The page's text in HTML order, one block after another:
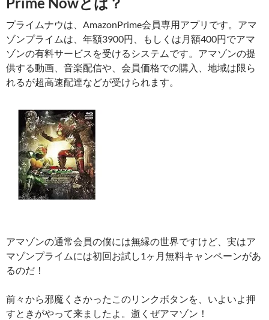
プライムナウは、AmazonPrime会員専用アプリです。アマ
ゾンプライムは、年額3900円、もしくは月額400円でアマ
ゾンの有料サービスを受けるシステムです。アマゾンの提
供する動画、音楽配信や、会員価格での購入、地域は限ら
れるが超高速配達などが受けられます。
アマゾンの通常会員の僕には無縁の世界ですけど、実はア
マゾンプライムには初回お試し1ヶ月無料キャンペーンがあ
るのだ！
前々から邪魔くさかったこのリンクボタンを、いよいよ押
すときがやって来ましたよ。逝くぜアマゾン！